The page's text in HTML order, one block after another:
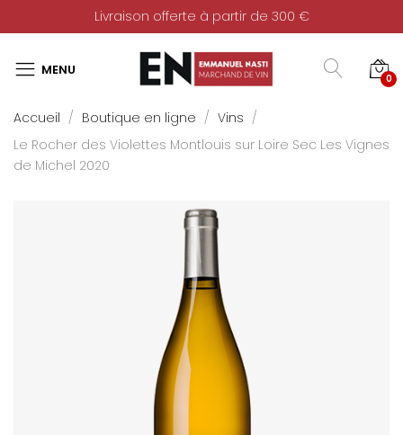
Livraison offerte à partir de 300 €
0
Accueil Boutique en ligne
Vins
Le Rocher des Violettes Montlouis sur Loire Sec Les Vignes
de Michel 2020